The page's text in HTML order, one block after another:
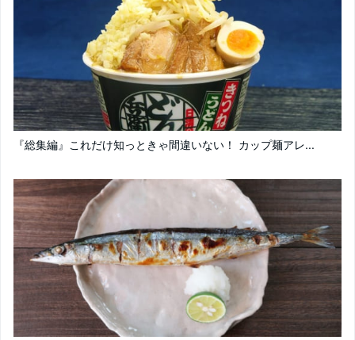
『総集編』これだけ知っときゃ間違いない！ カップ麺アレ...